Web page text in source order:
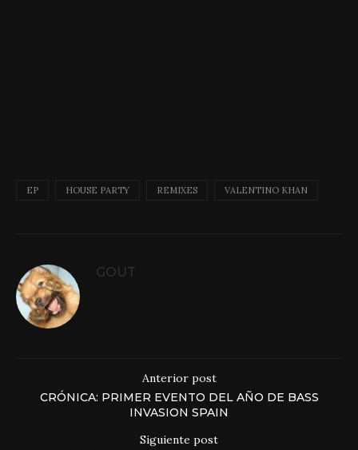
EP HOUSE PARTY REMIXES VALENTINO KHAN
GOUT
Anterior post
CRÓNICA: PRIMER EVENTO DEL AÑO DE BASS
INVASION SPAIN
Siguiente post